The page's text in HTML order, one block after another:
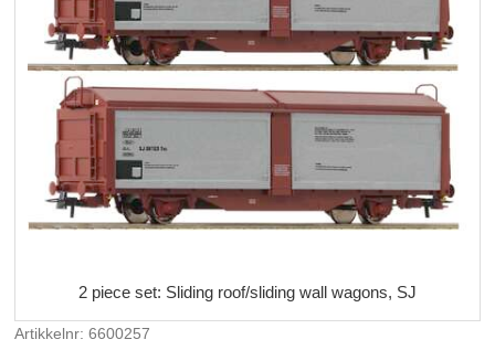
2 piece set: Sliding roof/sliding wall wagons, SJ
Artikkelnr: 6600257